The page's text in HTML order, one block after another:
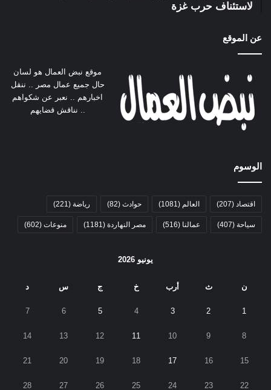
لاستئناف حرب غزة
عن الموقع
موقع نبض العمال هو لسان
حال جميع عمال مصر .. ننقل
اخبارهم .. نعبر عن شكواهم
.. نناقش قضايهم
الوسوم
اقتصاد (207) العالم (1081) حوادث (82) رياضة (221)
سياحة (407) عمالنا (516) مصر النهاردة (1181) منوعات (602)
يونيو 2026
ن ث أرب خ ج س د
1
2
3
4
5
6
7
8
9
10
11
12
13
14
15
16
17
18
19
20
21
22
23
24
25
26
27
28